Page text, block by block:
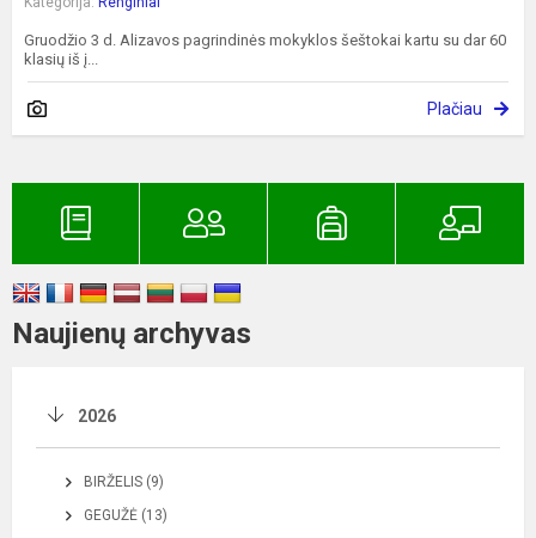
Gruodžio 3 d. Alizavos pagrindinės mokyklos šeštokai kartu su dar 60
klasių iš į...
Plačiau
Naujienų archyvas
2026
BIRŽELIS (9)
GEGUŽĖ (13)